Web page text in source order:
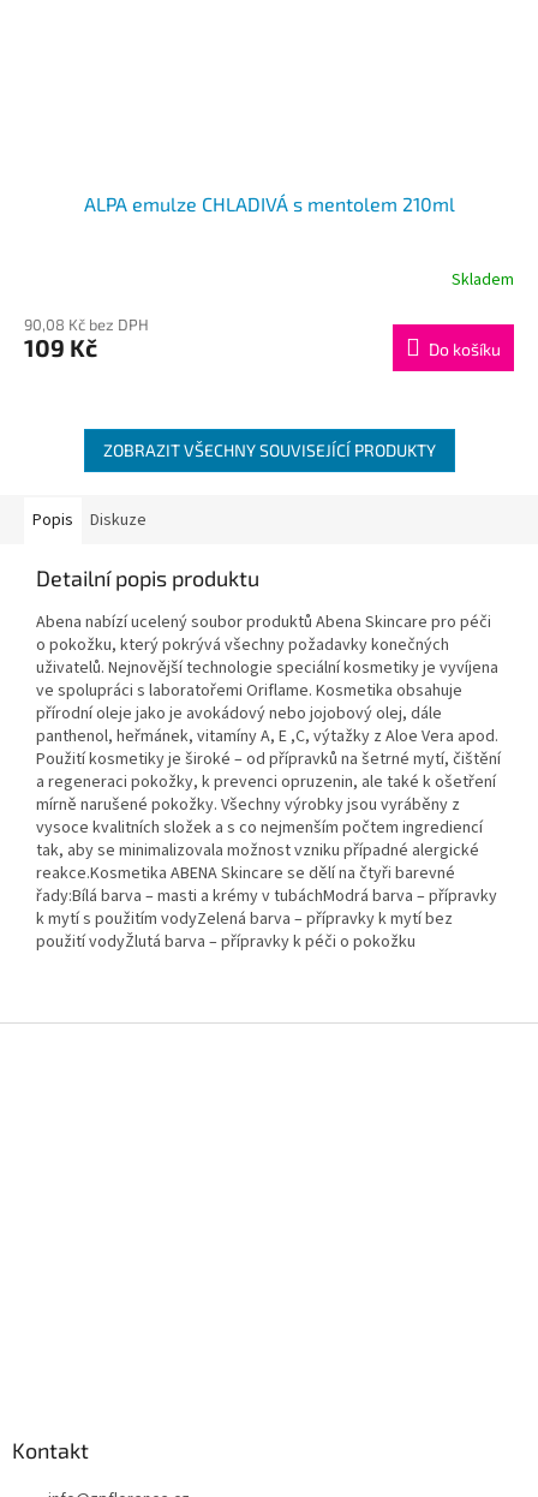
ALPA emulze CHLADIVÁ s mentolem 210ml
Skladem
90,08 Kč bez DPH
109 Kč Do košíku
ZOBRAZIT VŠECHNY SOUVISEJÍCÍ PRODUKTY
Popis Diskuze
Detailní popis produktu
Abena nabízí ucelený soubor produktů Abena Skincare pro péči
o pokožku, který pokrývá všechny požadavky konečných
uživatelů. Nejnovější technologie speciální kosmetiky je vyvíjena
ve spolupráci s laboratořemi Oriflame. Kosmetika obsahuje
přírodní oleje jako je avokádový nebo jojobový olej, dále
panthenol, heřmánek, vitamíny A, E ,C, výtažky z Aloe Vera apod.
Použití kosmetiky je široké – od přípravků na šetrné mytí, čištění
a regeneraci pokožky, k prevenci opruzenin, ale také k ošetření
mírně narušené pokožky. Všechny výrobky jsou vyráběny z
vysoce kvalitních složek a s co nejmenším počtem ingrediencí
tak, aby se minimalizovala možnost vzniku případné alergické
reakce.Kosmetika ABENA Skincare se dělí na čtyři barevné
řady:Bílá barva – masti a krémy v tubáchModrá barva – přípravky
k mytí s použitím vodyZelená barva – přípravky k mytí bez
použití vodyŽlutá barva – přípravky k péči o pokožku
Kontakt